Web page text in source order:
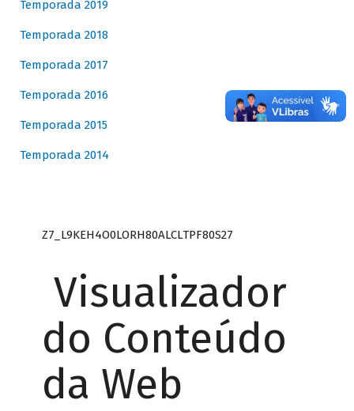
Temporada 2019
Temporada 2018
Temporada 2017
Temporada 2016
Temporada 2015
Temporada 2014
Z7_L9KEH4O0LORH80ALCLTPF80S27
Visualizador
do Conteúdo
da Web